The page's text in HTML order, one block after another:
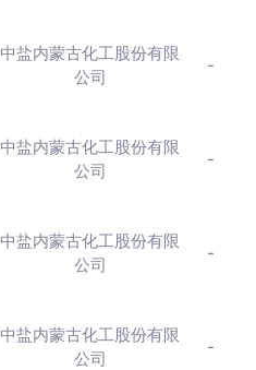
中盐内蒙古化工股份有限
公司
-
中盐内蒙古化工股份有限
公司
-
中盐内蒙古化工股份有限
公司
-
中盐内蒙古化工股份有限
公司
-